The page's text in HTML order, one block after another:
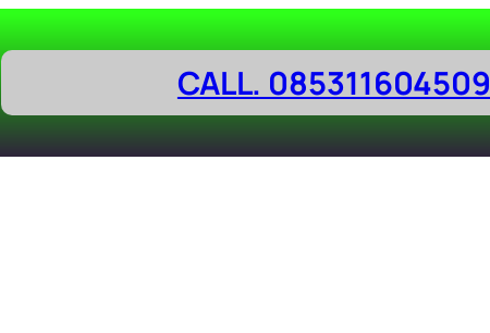
CALL. 085311604509